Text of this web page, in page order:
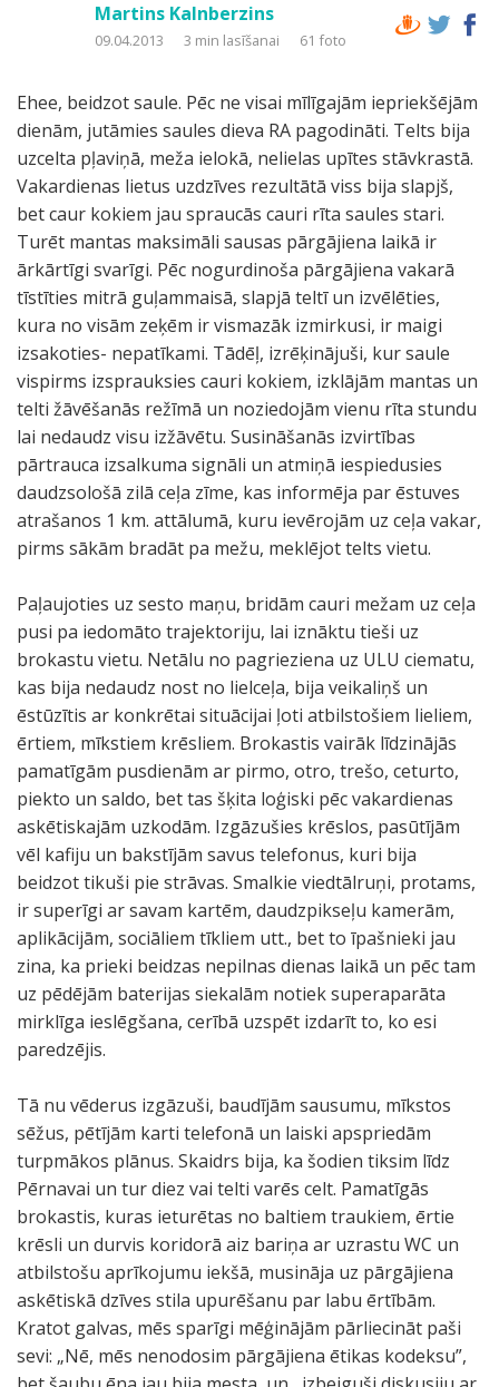
Martins Kalnberzins
09.04.2013 3 min lasīšanai 61 foto
Ehee, beidzot saule. Pēc ne visai mīlīgajām iepriekšējām
dienām, jutāmies saules dieva RA pagodināti. Telts bija
uzcelta pļaviņā, meža ielokā, nelielas upītes stāvkrastā.
Vakardienas lietus uzdzīves rezultātā viss bija slapjš,
bet caur kokiem jau spraucās cauri rīta saules stari.
Turēt mantas maksimāli sausas pārgājiena laikā ir
ārkārtīgi svarīgi. Pēc nogurdinoša pārgājiena vakarā
tīstīties mitrā guļammaisā, slapjā teltī un izvēlēties,
kura no visām zeķēm ir vismazāk izmirkusi, ir maigi
izsakoties- nepatīkami. Tādēļ, izrēķinājuši, kur saule
vispirms izsprauksies cauri kokiem, izklājām mantas un
telti žāvēšanās režīmā un noziedojām vienu rīta stundu
lai nedaudz visu izžāvētu. Susināšanās izvirtības
pārtrauca izsalkuma signāli un atmiņā iespiedusies
daudzsološā zilā ceļa zīme, kas informēja par ēstuves
atrašanos 1 km. attālumā, kuru ievērojām uz ceļa vakar,
pirms sākām bradāt pa mežu, meklējot telts vietu.
Paļaujoties uz sesto maņu, bridām cauri mežam uz ceļa
pusi pa iedomāto trajektoriju, lai iznāktu tieši uz
brokastu vietu. Netālu no pagrieziena uz ULU ciematu,
kas bija nedaudz nost no lielceļa, bija veikaliņš un
ēstūzītis ar konkrētai situācijai ļoti atbilstošiem lieliem,
ērtiem, mīkstiem krēsliem. Brokastis vairāk līdzinājās
pamatīgām pusdienām ar pirmo, otro, trešo, ceturto,
piekto un saldo, bet tas šķita loģiski pēc vakardienas
askētiskajām uzkodām. Izgāzušies krēslos, pasūtījām
vēl kafiju un bakstījām savus telefonus, kuri bija
beidzot tikuši pie strāvas. Smalkie viedtālruņi, protams,
ir superīgi ar savam kartēm, daudzpikseļu kamerām,
aplikācijām, sociāliem tīkliem utt., bet to īpašnieki jau
zina, ka prieki beidzas nepilnas dienas laikā un pēc tam
uz pēdējām baterijas siekalām notiek superaparāta
mirklīga ieslēgšana, cerībā uzspēt izdarīt to, ko esi
paredzējis.
Tā nu vēderus izgāzuši, baudījām sausumu, mīkstos
sēžus, pētījām karti telefonā un laiski apspriedām
turpmākos plānus. Skaidrs bija, ka šodien tiksim līdz
Pērnavai un tur diez vai telti varēs celt. Pamatīgās
brokastis, kuras ieturētas no baltiem traukiem, ērtie
krēsli un durvis koridorā aiz bariņa ar uzrastu WC un
atbilstošu aprīkojumu iekšā, musināja uz pārgājiena
askētiskā dzīves stila upurēšanu par labu ērtībām.
Kratot galvas, mēs sparīgi mēģinājām pārliecināt paši
sevi: „Nē, mēs nenodosim pārgājiena ētikas kodeksu”,